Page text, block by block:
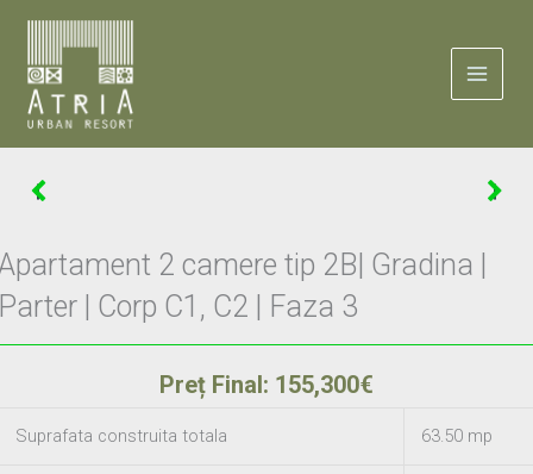
content
2 camere tip 2B| Gradina |
| Corp C1, C2 | Faza 3
Preț Final: 155,300€
Suprafata construita totala 63.50 mp